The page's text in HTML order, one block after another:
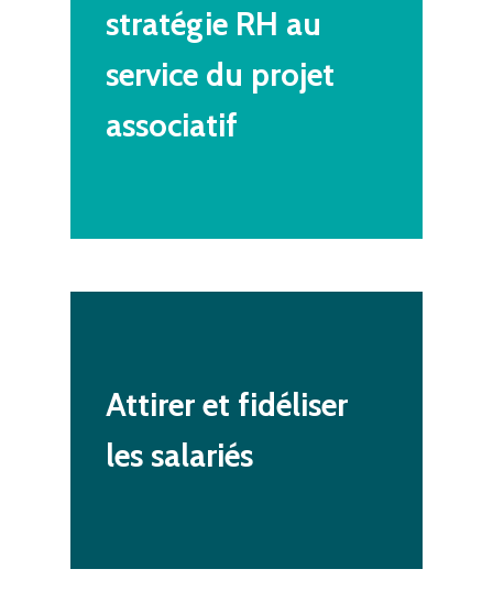
stratégie RH au
service du projet
associatif
Attirer et fidéliser
les salariés